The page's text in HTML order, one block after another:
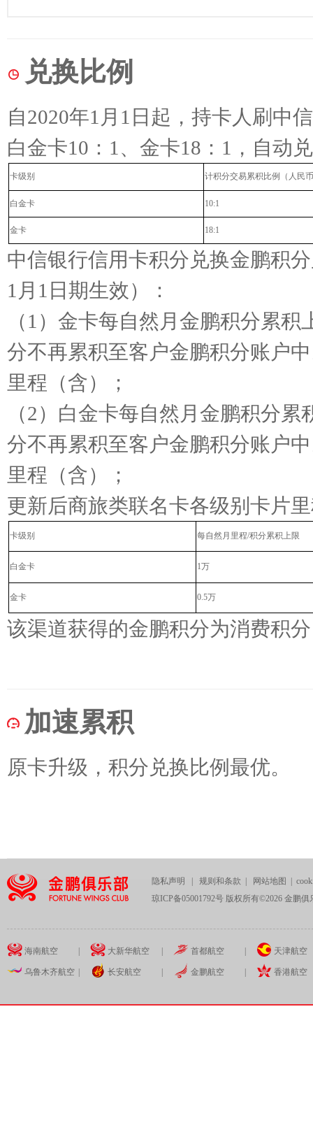
兑换比例
自2020年1 月 1 日起，持卡人刷中
白金卡10 ： 1 、金卡18 ： 1 ，自动
卡级别 计积分交易累积比例（人民
白金卡 10:1
金卡 18:1
中信银行信用卡积分兑换金鹏积
1 月 1 日期生效）：
（1 ）金卡每自然月金鹏积分累积
分不再累积至客户金鹏积分账户
里程（含）；
（2）白金卡每自然月金鹏积分累
分不再累积至客户金鹏积分账户
里程（含）；
更新后商旅类联名卡各级别卡片
卡级别 每自然月里程/积分累积上限
白金卡 1万
金卡 0.5万
该渠道获得的金鹏积分为消费积
加速累积
原卡升级，积分兑换比例最优。
隐私声明 规则和条款 网站地图
琼ICP备05001792号 版权所有©2026 金鹏俱
海南航空 大新华航空 首都航空 天津航空
乌鲁木齐航空 长安航空 金鹏航空 香港航空